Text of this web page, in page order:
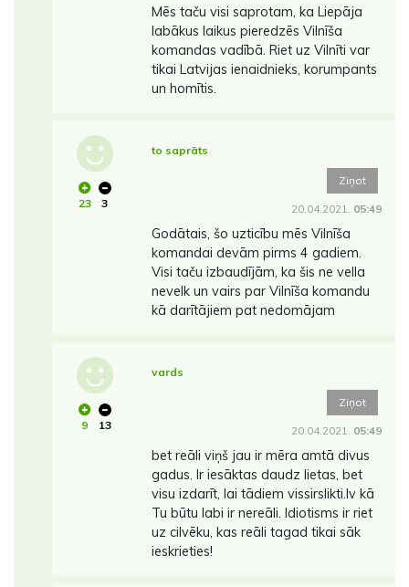
Mēs taču visi saprotam, ka Liepāja
labākus laikus pieredzēs Vilnīša
komandas vadībā. Riet uz Vilnīti var
tikai Latvijas ienaidnieks, korumpants
un homītis.
23 3
to saprāts
Ziņot
20.04.2021. 05:49
Godātais, šo uzticību mēs Vilnīša
komandai devām pirms 4 gadiem.
Visi taču izbaudījām, ka šis ne vella
nevelk un vairs par Vilnīša komandu
kā darītājiem pat nedomājam
9 13
vards
Ziņot
20.04.2021. 05:49
bet reāli viņš jau ir mēra amtā divus
gadus. Ir iesāktas daudz lietas, bet
visu izdarīt, lai tādiem vissirslikti.lv kā
Tu būtu labi ir nereāli. Idiotisms ir riet
uz cilvēku, kas reāli tagad tikai sāk
ieskrieties!